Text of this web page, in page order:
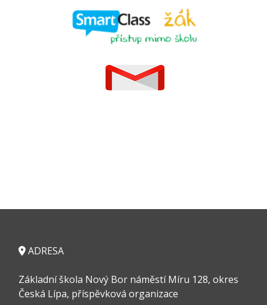
ADRESA
Základní škola Nový Bor náměstí Míru 128, okres
Česká Lípa, příspěvková organizace